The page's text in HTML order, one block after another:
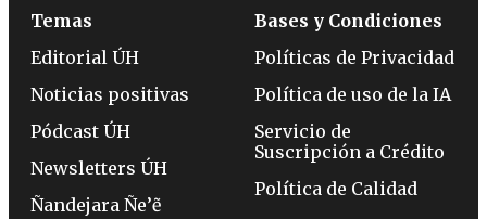
Temas
Editorial ÚH
Noticias positivas
Pódcast ÚH
Newsletters ÚH
Ñandejara Ñe’ẽ
Bases y Condiciones
Políticas de Privacidad
Política de uso de la IA
Servicio de
Suscripción a Crédito
Política de Calidad